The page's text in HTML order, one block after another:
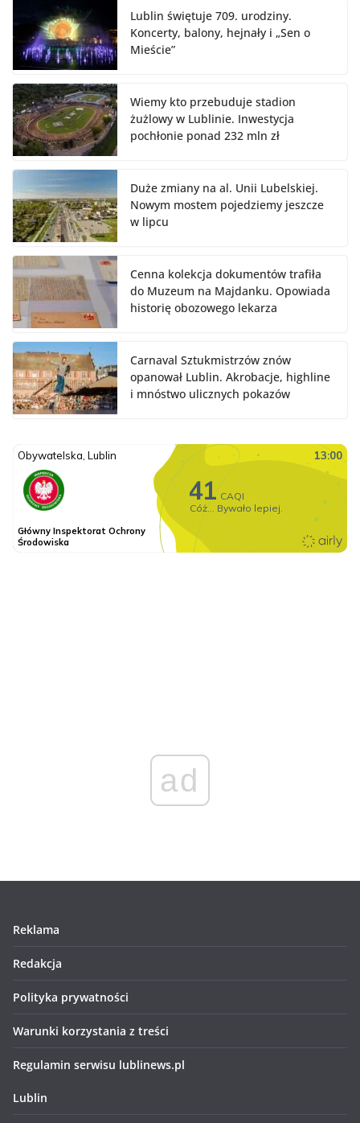
Lublin świętuje 709. urodziny.
Koncerty, balony, hejnały i „Sen o
Mieście”
Wiemy kto przebuduje stadion
żużlowy w Lublinie. Inwestycja
pochłonie ponad 232 mln zł
Duże zmiany na al. Unii Lubelskiej.
Nowym mostem pojedziemy jeszcze
w lipcu
Cenna kolekcja dokumentów trafiła
do Muzeum na Majdanku. Opowiada
historię obozowego lekarza
Carnaval Sztukmistrzów znów
opanował Lublin. Akrobacje, highline
i mnóstwo ulicznych pokazów
ad
Reklama
Redakcja
Polityka prywatności
Warunki korzystania z treści
Regulamin serwisu lublinews.pl
Lublin